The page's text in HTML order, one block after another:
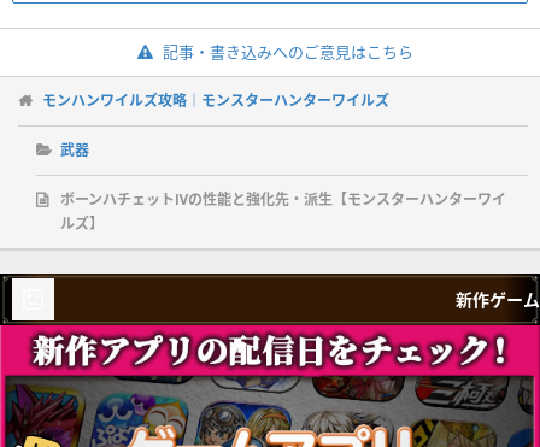
記事・書き込みへのご意見はこちら
モンハンワイルズ攻略｜モンスターハンターワイルズ
武器
ボーンハチェットⅣの性能と強化先・派生【モンスターハンターワイ
ルズ】
新作ゲーム